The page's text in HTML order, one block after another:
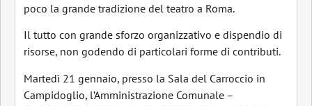
poco la grande tradizione del teatro a Roma.
Il tutto con grande sforzo organizzativo e dispendio di
risorse, non godendo di particolari forme di contributi.
Martedì 21 gennaio, presso la Sala del Carroccio in
Campidoglio, l’Amministrazione Comunale –